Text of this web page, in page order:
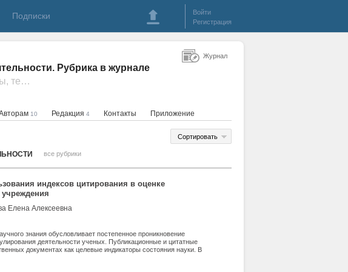
Подписки
Войти
Регистрация
Рубрика в журнале
- Экономические и социальные перемены: факты, тенденции, прогноз
10 Редакция 4 Контакты Приложение
Сортировать
все рубрики
индексов цитирования в оценке
учреждения
Елена Алексеевна
знания обусловливает постепенное проникновение
деятельности ученых. Публикационные и цитатные
документах как целевые индикаторы состояния науки. В
публикационной активности институтов, входящих в
Журнал